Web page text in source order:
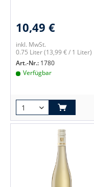
10,49 €
inkl. MwSt.
0.75 Liter(13,99 € / 1 Liter)
Art.-Nr.: 1780
Verfügbar